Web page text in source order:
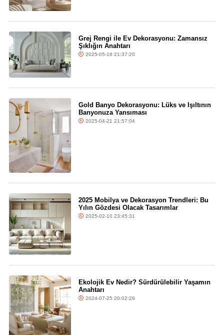
Grej Rengi ile Ev Dekorasyonu: Zamansız
Şıklığın Anahtarı
2025-05-16 21:37:20
Gold Banyo Dekorasyonu: Lüks ve Işıltının
Banyonuza Yansıması
2025-04-21 21:57:04
2025 Mobilya ve Dekorasyon Trendleri: Bu
Yılın Gözdesi Olacak Tasarımlar
2025-02-10 23:45:31
Ekolojik Ev Nedir? Sürdürülebilir Yaşamın
Anahtarı
2024-07-25 20:02:29